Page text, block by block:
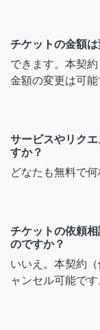
チケットの金額
できます。本契
金額の変更は可能
サービスやリク
すか？
どなたも無料で
チケットの依頼
のですか？
いいえ。本契約
ャンセル可能です